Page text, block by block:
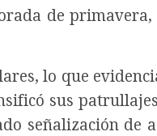
de primavera,
lo que
sus
señalización de